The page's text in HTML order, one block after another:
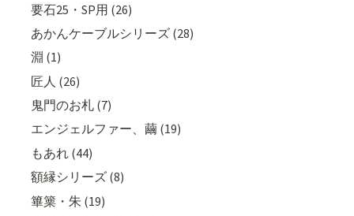
要石25・SP用 (26)
あかんケーブルシリーズ (28)
淵 (1)
匠人 (26)
鬼門のお札 (7)
エンジェルファー、繭 (19)
もあれ (44)
額縁シリーズ (8)
篳篥・朱 (19)